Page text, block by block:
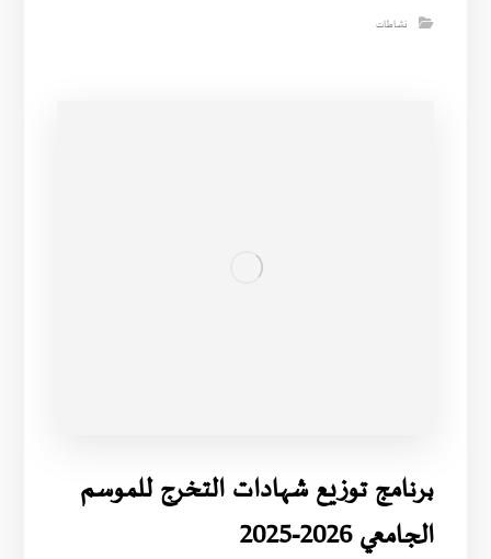
نشاطات
برنامج توزيع شهادات التخرج للموسم
الجامعي 2026-2025